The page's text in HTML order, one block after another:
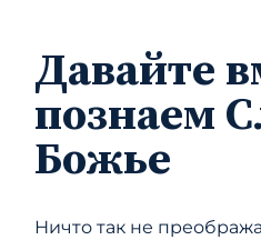
Давайте
познаем
Божье
Ничто так не